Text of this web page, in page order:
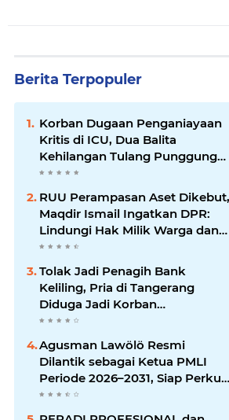
Berita Terpopuler
Korban Dugaan Penganiayaan
Kritis di ICU, Dua Balita
Kehilangan Tulang Punggung
Keluarga
RUU Perampasan Aset Dikebut,
Maqdir Ismail Ingatkan DPR:
Lindungi Hak Milik Warga dan
Cegah Penyalahgunaan
Tolak Jadi Penagih Bank
Keliling, Pria di Tangerang
Diduga Jadi Korban
Pengeroyokan dan Kekerasan,
Agusman Lawölö Resmi
Dilantik sebagai Ketua PMLI
Periode 2026–2031, Siap Perkuat
Persatuan Marga Lawölö